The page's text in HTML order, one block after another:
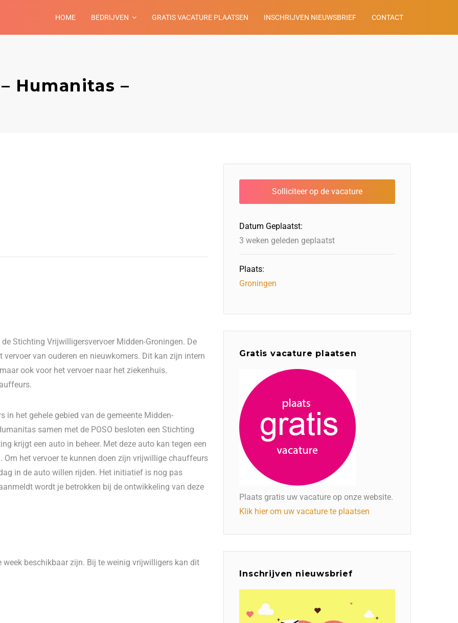
HOME BEDRIJVEN GRATIS VACATURE PLAATSEN INSCHRIJVEN NIEUWSBRIEF CONTACT
Humanitas –
Stichting Vrijwilligersvervoer Midden-Groningen. De
van ouderen en nieuwkomers. Dit kan zijn intern
ook voor het vervoer naar het ziekenhuis.
in het gehele gebied van de gemeente Midden-
samen met de POSO besloten een Stichting
krijgt een auto in beheer. Met deze auto kan tegen een
Om het vervoer te kunnen doen zijn vrijwillige chauffeurs
in de auto willen rijden. Het initiatief is nog pas
wordt je betrokken bij de ontwikkeling van deze
beschikbaar zijn. Bij te weinig vrijwilligers kan dit
Datum Geplaatst:
3 weken geleden geplaatst
Plaats:
Groningen
Gratis vacature plaatsen
Plaats gratis uw vacature op onze website.
Klik hier om uw vacature te plaatsen
Inschrijven nieuwsbrief